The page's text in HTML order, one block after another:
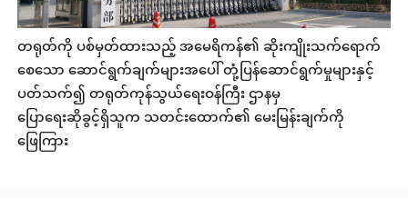
တရုတ်ကို ပစ်မှတ်ထားသည့် အမေရိကန်၏ ဆိုးကျိုးသက်ရောက်
စေသော ဆောင်ရွက်ချက်များအပေါ် တုံ့ပြန်ဆောင်ရွက်မှုများနှင့်
ပတ်သက်၍ တရုတ်ကုန်သွယ်ရေးဝန်ကြီး ဌာနမှ
ပြောရေးဆိုခွင့်ရှိသူက သတင်းထောက်၏ မေးမြန်းချက်ကို
ဖြေကြား